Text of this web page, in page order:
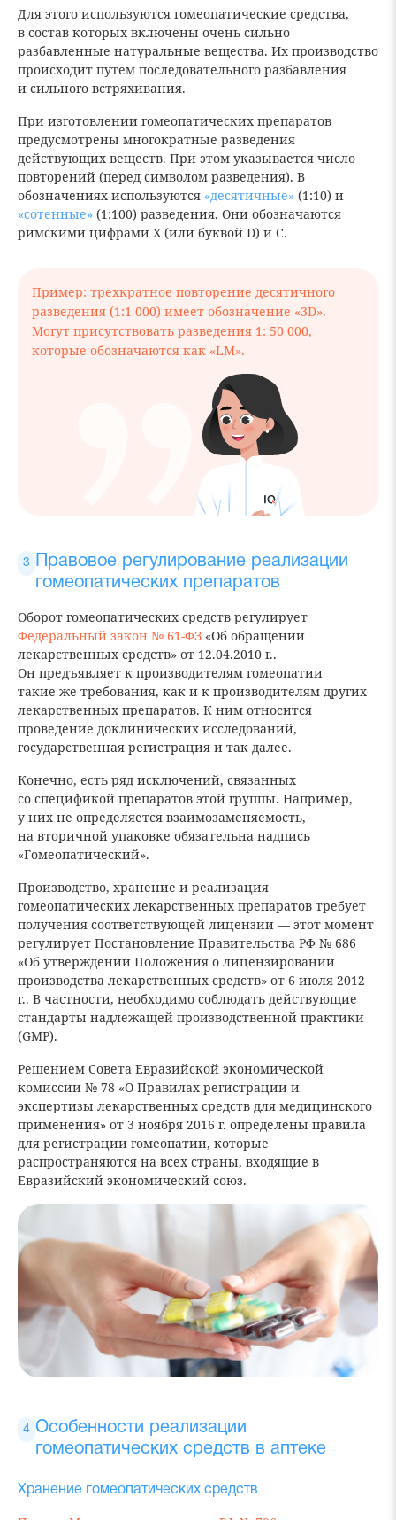
Для этого используются гомеопатические средства,
в состав которых включены очень сильно
разбавленные натуральные вещества. Их производство
происходит путем последовательного разбавления
и сильного встряхивания.
При изготовлении гомеопатических препаратов
предусмотрены многократные разведения
действующих веществ. При этом указывается число
повторений (перед символом разведения). В
обозначениях используются «десятичные» (1:10) и
«сотенные» (1:100) разведения. Они обозначаются
римскими цифрами X (или буквой D) и C.
Пример: трехкратное повторение десятичного
разведения (1:1 000) имеет обозначение «3D».
Могут присутствовать разведения 1: 50 000,
которые обозначаются как «LM».
Правовое регулирование реализации
гомеопатических препаратов
Оборот гомеопатических средств регулирует
Федеральный закон № 61-ФЗ «Об обращении
лекарственных средств» от 12.04.2010 г..
Он предъявляет к производителям гомеопатии
такие же требования, как и к производителям других
лекарственных препаратов. К ним относится
проведение доклинических исследований,
государственная регистрация и так далее.
Конечно, есть ряд исключений, связанных
со спецификой препаратов этой группы. Например,
у них не определяется взаимозаменяемость,
на вторичной упаковке обязательна надпись
«Гомеопатический».
Производство, хранение и реализация
гомеопатических лекарственных препаратов требует
получения соответствующей лицензии — этот момент
регулирует Постановление Правительства РФ № 686
«Об утверждении Положения о лицензировании
производства лекарственных средств» от 6 июля 2012
г.. В частности, необходимо соблюдать действующие
стандарты надлежащей производственной практики
(GMP).
Решением Совета Евразийской экономической
комиссии № 78 «О Правилах регистрации и
экспертизы лекарственных средств для медицинского
применения» от 3 ноября 2016 г. определены правила
для регистрации гомеопатии, которые
распространяются на всех страны, входящие в
Евразийский экономический союз.
Особенности реализации
гомеопатических средств в аптеке
Хранение гомеопатических средств